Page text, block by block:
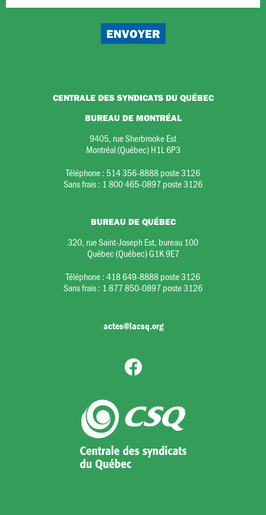
CENTRALE DES SYNDICATS DU QUÉBEC
BUREAU DE MONTRÉAL
9405, rue Sherbrooke Est
Montréal (Québec) H1L 6P3
Téléphone : 514 356-8888 poste 3126
Sans frais : 1 800 465-0897 poste 3126
BUREAU DE QUÉBEC
320, rue Saint-Joseph Est, bureau 100
Québec (Québec) G1K 9E7
Téléphone :418 649-8888 poste 3126
Sans frais : 1 877 850-0897 poste 3126
actes@lacsq.org